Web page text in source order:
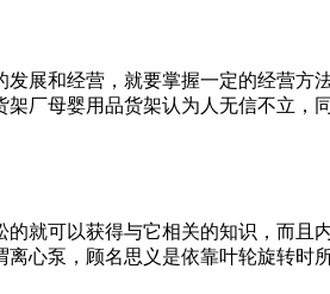
展和经营，就要掌握一定的经营方
厂母婴用品货架认为人无信不立，
就可以获得与它相关的知识，而且
心泵，顾名思义是依靠叶轮旋转时